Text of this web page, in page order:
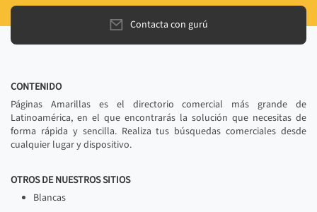
Contacta con gurú
CONTENIDO
Páginas Amarillas es el directorio comercial más grande de
Latinoamérica, en el que encontrarás la solución que necesitas de
forma rápida y sencilla. Realiza tus búsquedas comerciales desde
cualquier lugar y dispositivo.
OTROS DE NUESTROS SITIOS
Blancas